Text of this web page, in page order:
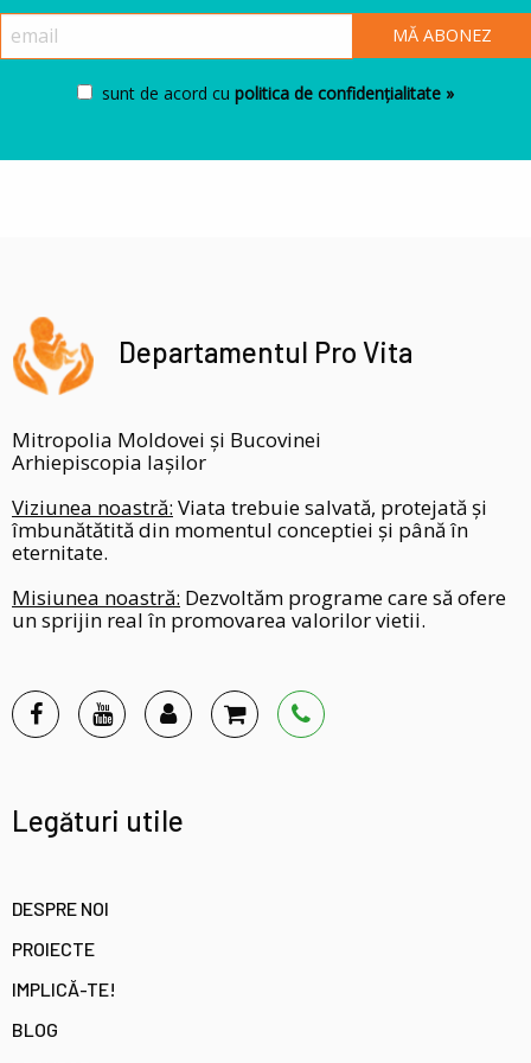
sunt de acord cu politica de confidențialitate »
Departamentul Pro Vita
Mitropolia Moldovei și Bucovinei
Arhiepiscopia Iașilor
Viziunea noastră: Viata trebuie salvată, protejată și
îmbunătătită din momentul conceptiei și până în
eternitate.
Misiunea noastră: Dezvoltăm programe care să ofere
un sprijin real în promovarea valorilor vietii.
Legături utile
DESPRE NOI
PROIECTE
IMPLICĂ-TE!
BLOG